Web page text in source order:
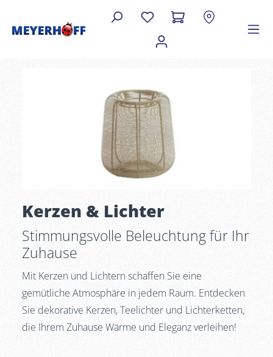
Kerzen & Lichter
Stimmungsvolle Beleuchtung für Ihr
Zuhause
Mit Kerzen und Lichtern schaffen Sie eine
gemütliche Atmosphäre in jedem Raum. Entdecken
Sie dekorative Kerzen, Teelichter und Lichterketten,
die Ihrem Zuhause Wärme und Eleganz verleihen!